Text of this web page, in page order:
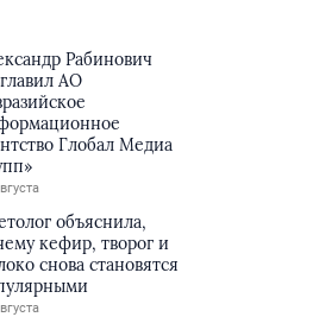
Рабинович
АО
Глобал Медиа
объяснила,
кефир, творог и
снова становятся